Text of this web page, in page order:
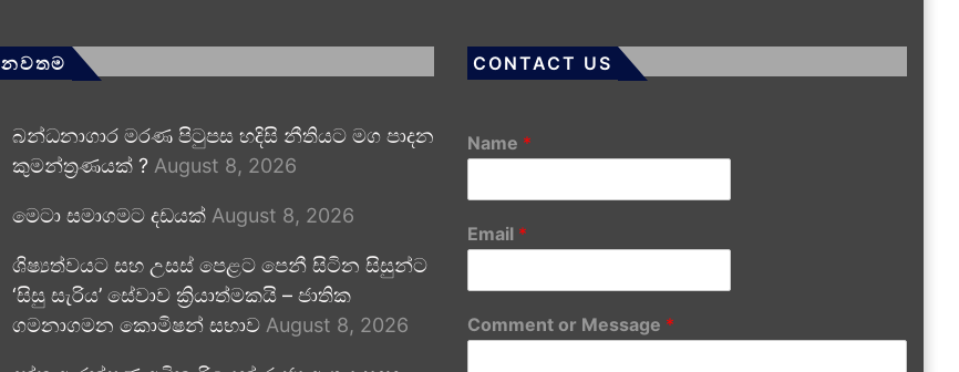
නවතම
බන්ධනාගාර මරණ පිටුපස හදිසි නීතියට මග පාදන
කුමන්ත්‍රණයක් ? August 8, 2026
මෙටා සමාගමට දඩයක් August 8, 2026
ශිෂ්‍යත්වයට සහ උසස් පෙළට පෙනී සිටින සිසුන්ට
‘සිසු සැරිය’ සේවාව ක්‍රියාත්මකයි – ජාතික
ගමනාගමන කොමිෂන් සභාව August 8, 2026
CONTACT US
Name *
Email *
Comment or Message *